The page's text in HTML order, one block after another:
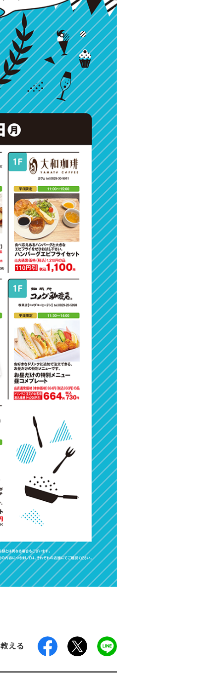
える facebook